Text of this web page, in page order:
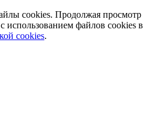
cookies. Продолжая просмотр
использованием файлов cookies в
cookies.